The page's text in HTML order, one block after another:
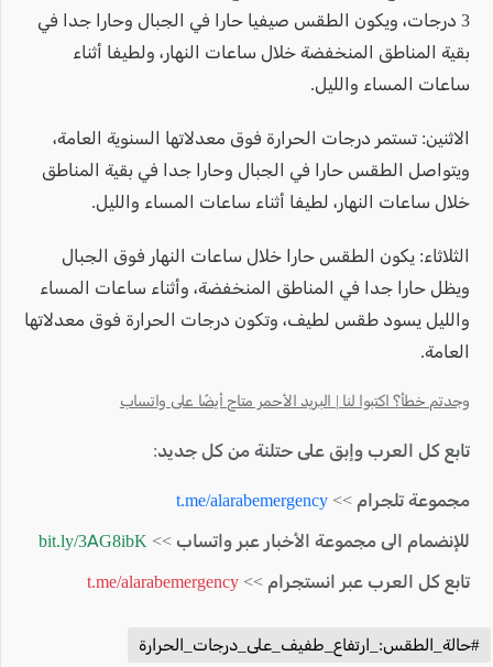
3 درجات، ويكون الطقس صيفيا حارا في الجبال وحارا جدا في
بقية المناطق المنخفضة خلال ساعات النهار، ولطيفا أثناء
ساعات المساء والليل.
الاثنين: تستمر درجات الحرارة فوق معدلاتها السنوية العامة،
ويتواصل الطقس حارا في الجبال وحارا جدا في بقية المناطق
خلال ساعات النهار، لطيفا أثناء ساعات المساء والليل.
الثلاثاء: يكون الطقس حارا خلال ساعات النهار فوق الجبال
ويظل حارا جدا في المناطق المنخفضة، وأثناء ساعات المساء
والليل يسود طقس لطيف، وتكون درجات الحرارة فوق معدلاتها
العامة.
وجدتم خطأ؟ اكتبوا لنا | البريد الأحمر متاح أيضًا على واتساب
تابع كل العرب وإبق على حتلنة من كل جديد:
مجموعة تلجرام >> t.me/alarabemergency
للإنضمام الى مجموعة الأخبار عبر واتساب >> bit.ly/3AG8ibK
تابع كل العرب عبر انستجرام >> t.me/alarabemergency
#حالة_الطقس:_ارتفاع_طفيف_على_درجات_الحرارة